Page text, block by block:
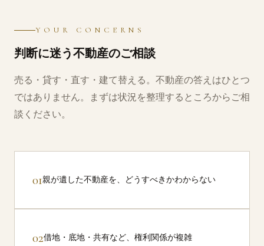
YOUR CONCERNS
判断に迷う不動産のご相談
売る・⁠貸す・⁠直す・⁠建て替える。不動産の答えはひとつ
ではありません。まずは状況を整理するところからご相
談ください。
01親が遺した不動産を、どうすべきかわからない
02借地・⁠底地・⁠共有など、権利関係が複雑